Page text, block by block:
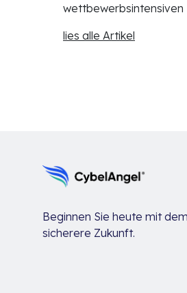
wettbewerbsintensiven
lies alle Artikel
Beginnen Sie heute mit
sicherere Zukunft.